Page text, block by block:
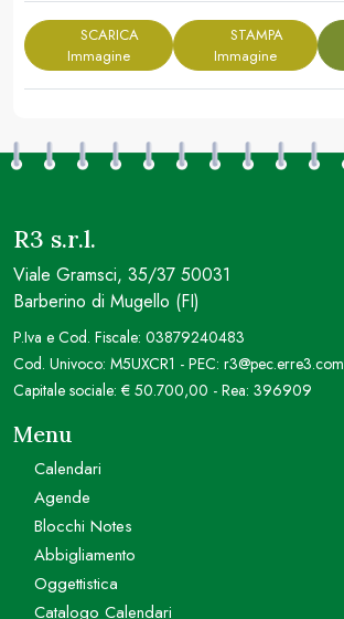
SCARICA
Immagine
STAMPA
Immagine
R3 s.r.l.
Viale Gramsci, 35/37 50031
Barberino di Mugello (FI)
P.Iva e Cod. Fiscale: 03879240483
Cod. Univoco: M5UXCR1 - PEC: r3@pec.erre3.com
Capitale sociale: € 50.700,00 - Rea: 396909
Menu
Calendari
Agende
Blocchi Notes
Abbigliamento
Oggettistica
Catalogo Calendari